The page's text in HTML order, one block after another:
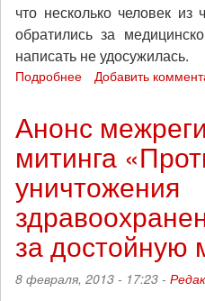
что несколько человек из
обратились за
написать не удосужилась.
Подробнее
на
арестованного
защитника
пакгауза
Добавить
Анонс
митинга
уничтожения
за достойную
8 февраля, 2013 - 17:23 -